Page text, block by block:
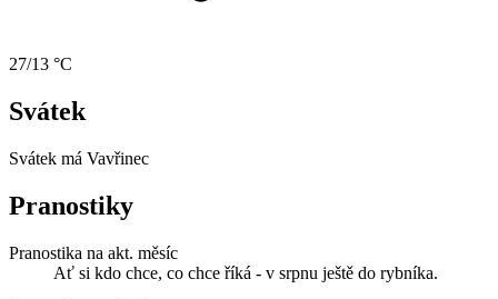
27/13 °C
Svátek
Svátek má Vavřinec
Pranostiky
Pranostika na akt. měsíc
Ať si kdo chce, co chce říká - v srpnu ještě do rybníka.